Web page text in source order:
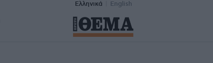
Ελληνικά English